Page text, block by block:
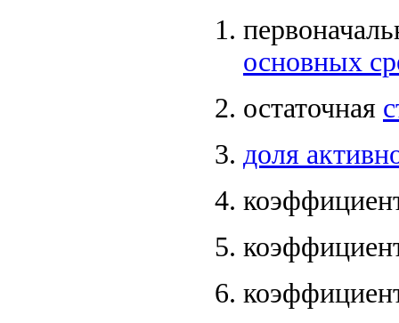
основных
остаточная
доля